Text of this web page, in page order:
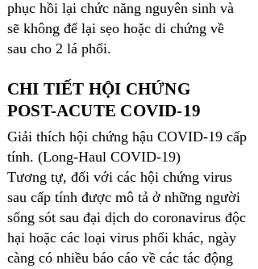
phục hồi lại chức năng nguyên sinh và
sẽ không để lại sẹo hoặc di chứng về
sau cho 2 lá phổi.
CHI TIẾT HỘI CHỨNG
POST-ACUTE COVID-19
Giải thích hội chứng hậu COVID-19 cấp
tính. (Long-Haul COVID-19)
Tương tự, đối với các hội chứng virus
sau cấp tính được mô tả ở những người
sống sót sau đại dịch do coronavirus độc
hại hoặc các loại virus phổi khác, ngày
càng có nhiều báo cáo về các tác động